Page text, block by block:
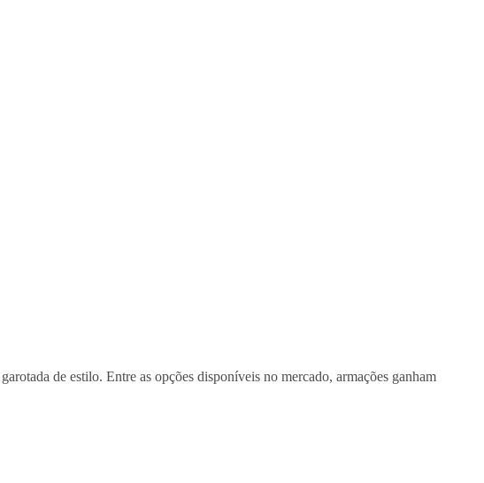
de estilo. Entre as opções disponíveis no mercado, armações ganham